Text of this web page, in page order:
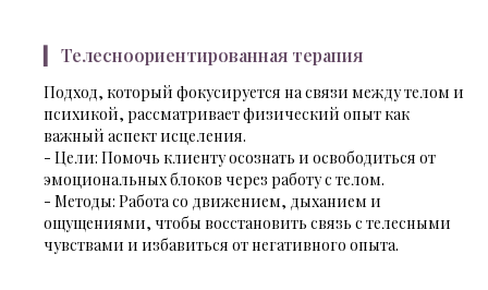
▎ Телесноориентированная терапия
Подход, который фокусируется на связи между телом и
психикой, рассматривает физический опыт как
важный аспект исцеления.
- Цели: Помочь клиенту осознать и освободиться от
эмоциональных блоков через работу с телом.
- Методы: Работа со движением, дыханием и
ощущениями, чтобы восстановить связь с телесными
чувствами и избавиться от негативного опыта.